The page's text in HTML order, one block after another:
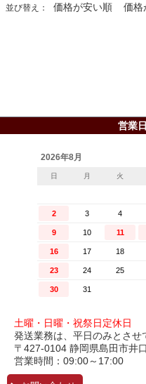
並び替え 価格が安い順 価格
営業
土曜・日曜・祝祭日定休日
発送業務は、平日のみとさせ
〒427-0104 静岡県島田市井
営業時間：09:00～17:00